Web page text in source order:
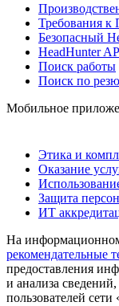
Требования к
Безопасный
HeadHunter
Поиск работы
Поиск по
Мобильное
Этика и
Оказание
Защита
ИТ
На
рекомендательные
предоставления
и анализа
пользователей